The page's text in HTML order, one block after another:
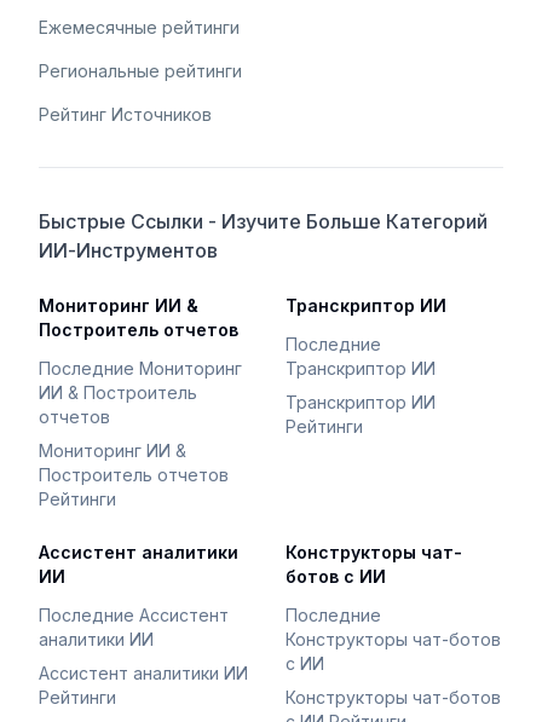
Ежемесячные рейтинги
Региональные рейтинги
Рейтинг Источников
Быстрые Ссылки - Изучите Больше Категорий
ИИ-Инструментов
Мониторинг ИИ &
Построитель отчетов
Последние Мониторинг
ИИ & Построитель
отчетов
Мониторинг ИИ &
Построитель отчетов
Рейтинги
Транскриптор ИИ
Последние
Транскриптор ИИ
Транскриптор ИИ
Рейтинги
Ассистент аналитики
ИИ
Последние Ассистент
аналитики ИИ
Ассистент аналитики ИИ
Рейтинги
Конструкторы чат-
ботов с ИИ
Последние
Конструкторы чат-ботов
с ИИ
Конструкторы чат-ботов